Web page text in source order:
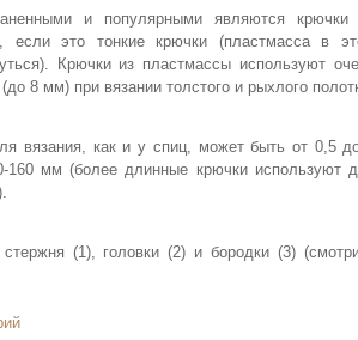
и популярными являются крючки
если это тонкие крючки (пластмасса в
Крючки из пластмассы используют
8 мм) при вязании толстого и рыхлого
вязания, как и у спиц, может быть от 0,5
мм (более длинные крючки используют
(1), головки (2) и бородки (3)